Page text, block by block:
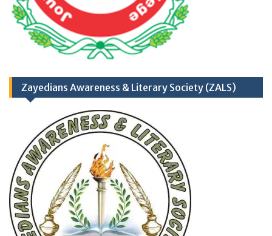
Zayedians Awareness & Literary Society (ZALS)